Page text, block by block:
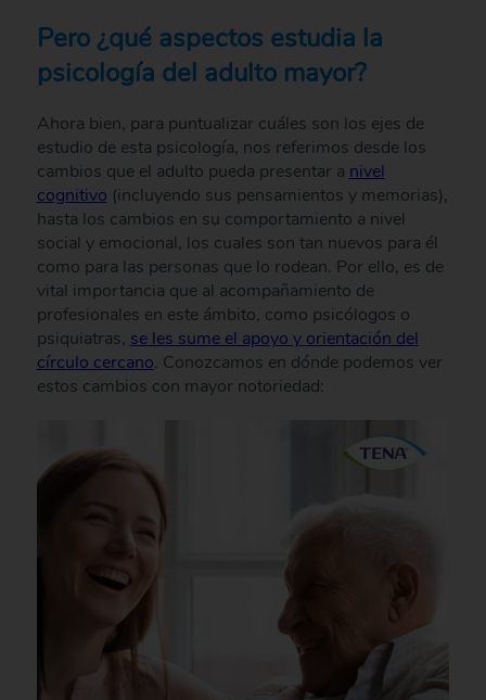
Pero ¿qué aspectos estudia la
psicología del adulto mayor?
Ahora bien, para puntualizar cuáles son los ejes de
estudio de esta psicología, nos referimos desde los
cambios que el adulto pueda presentar a nivel
cognitivo (incluyendo sus pensamientos y memorias),
hasta los cambios en su comportamiento a nivel
social y emocional, los cuales son tan nuevos para él
como para las personas que lo rodean. Por ello, es de
vital importancia que al acompañamiento de
profesionales en este ámbito, como psicólogos o
psiquiatras, se les sume el apoyo y orientación del
círculo cercano. Conozcamos en dónde podemos ver
estos cambios con mayor notoriedad: